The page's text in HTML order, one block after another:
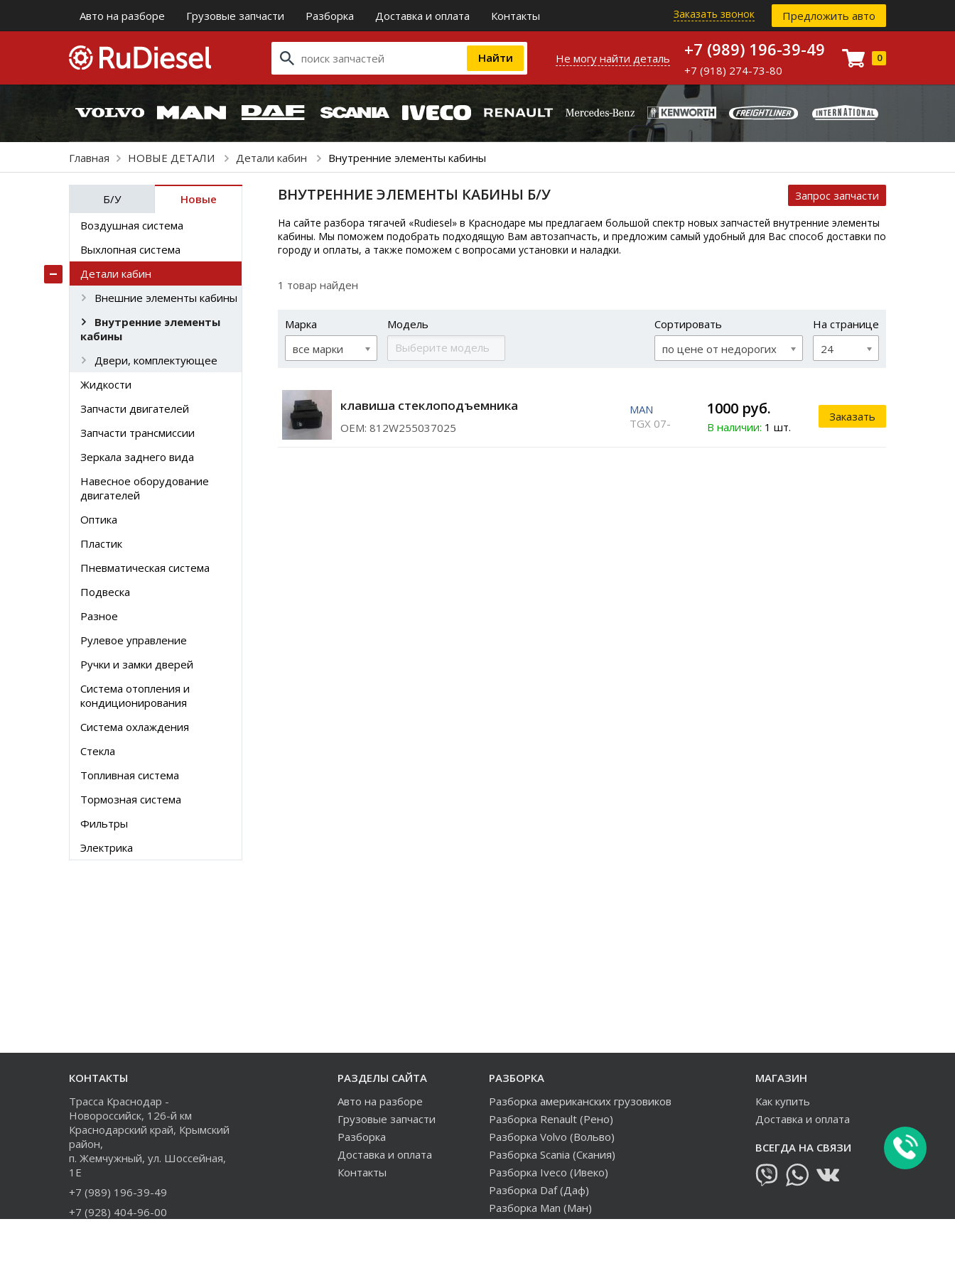
Авто на разборе Грузовые запчасти Разборка Доставка и оплата Контакты Заказать звонок Предложить авто
Не могу найти деталь +7 (989) 196-39-49
+7 (918) 274-73-80
0
Главная НОВЫЕ ДЕТАЛИ Детали кабин Внутренние элементы кабины
Б/У
Новые
Воздушная система
Выхлопная система
Детали кабин
Внешние элементы кабины
Внутренние элементы
кабины
Двери, комплектующее
Жидкости
Запчасти двигателей
Запчасти трансмиссии
Зеркала заднего вида
Навесное оборудование
двигателей
Оптика
Пластик
Пневматическая система
Подвеска
Разное
Рулевое управление
Ручки и замки дверей
Система отопления и
кондиционирования
Система охлаждения
Стекла
Топливная система
Тормозная система
Фильтры
Электрика
ВНУТРЕННИЕ ЭЛЕМЕНТЫ КАБИНЫ Б/У Запрос запчасти
На сайте разбора тягачей «Rudiesel» в Краснодаре мы предлагаем большой спектр новых запчастей внутренние элементы
кабины. Мы поможем подобрать подходящую Вам автозапчасть, и предложим самый удобный для Вас способ доставки по
городу и оплаты, а также поможем с вопросами установки и наладки.
1 товар найден
Марка
все марки
Модель
Сортировать
по цене от недорогих
На странице
24
клавиша стеклоподъемника
ОЕМ: 812W255037025
MAN
TGX 07-
1000 руб.
В наличии: 1 шт.
Заказать
КОНТАКТЫ
Трасса Краснодар -
Новороссийск, 126-й км
Краснодарский край, Крымский
район,
п. Жемчужный, ул. Шоссейная,
1Е
+7 (989) 196-39-49
+7 (928) 404-96-00
РАЗДЕЛЫ САЙТА
Авто на разборе
Грузовые запчасти
Разборка
Доставка и оплата
Контакты
РАЗБОРКА
Разборка американских грузовиков
Разборка Renault (Рено)
Разборка Volvo (Вольво)
Разборка Scania (Скания)
Разборка Iveco (Ивеко)
Разборка Daf (Даф)
Разборка Man (Ман)
МАГАЗИН
Как купить
Доставка и оплата
ВСЕГДА НА СВЯЗИ